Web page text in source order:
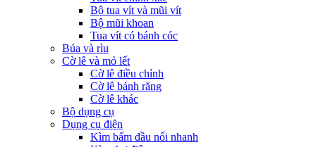
Bộ tua vít và mũi vít
Bộ mũi khoan
Tua vít có bánh cóc
Búa và rìu
Cờ lê và mỏ lết
Cờ lê điều chỉnh
Cờ lê bánh răng
Cờ lê khác
Bộ dụng cụ
Dụng cụ điện
Kìm bấm đầu nối nhanh